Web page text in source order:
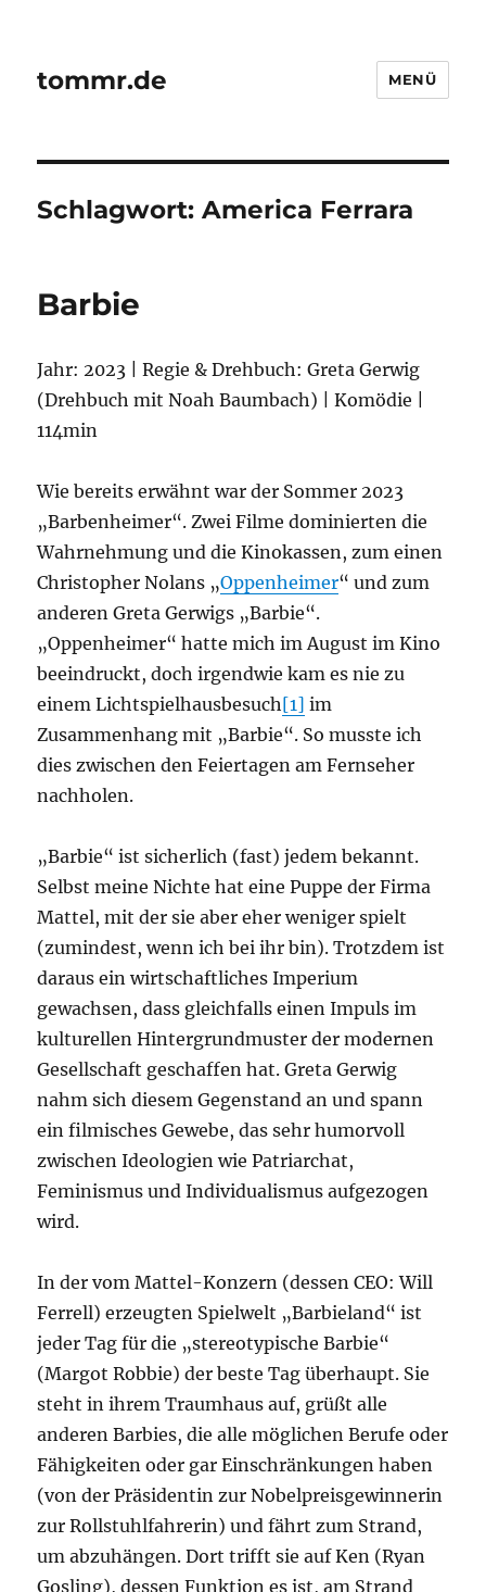
tommr.de MENÜ
Schlagwort:America Ferrara
Barbie
Jahr: 2023 | Regie & Drehbuch: Greta Gerwig
(Drehbuch mit Noah Baumbach) | Komödie |
114min
Wie bereits erwähnt war der Sommer 2023
„Barbenheimer“. Zwei Filme dominierten die
Wahrnehmung und die Kinokassen, zum einen
Christopher Nolans „Oppenheimer“ und zum
anderen Greta Gerwigs „Barbie“.
„Oppenheimer“ hatte mich im August im Kino
beeindruckt, doch irgendwie kam es nie zu
einem Lichtspielhausbesuch[1] im
Zusammenhang mit „Barbie“. So musste ich
dies zwischen den Feiertagen am Fernseher
nachholen.
„Barbie“ ist sicherlich (fast) jedem bekannt.
Selbst meine Nichte hat eine Puppe der Firma
Mattel, mit der sie aber eher weniger spielt
(zumindest, wenn ich bei ihr bin). Trotzdem ist
daraus ein wirtschaftliches Imperium
gewachsen, dass gleichfalls einen Impuls im
kulturellen Hintergrundmuster der modernen
Gesellschaft geschaffen hat. Greta Gerwig
nahm sich diesem Gegenstand an und spann
ein filmisches Gewebe, das sehr humorvoll
zwischen Ideologien wie Patriarchat,
Feminismus und Individualismus aufgezogen
wird.
In der vom Mattel-Konzern (dessen CEO: Will
Ferrell) erzeugten Spielwelt „Barbieland“ ist
jeder Tag für die „stereotypische Barbie“
(Margot Robbie) der beste Tag überhaupt. Sie
steht in ihrem Traumhaus auf, grüßt alle
anderen Barbies, die alle möglichen Berufe oder
Fähigkeiten oder gar Einschränkungen haben
(von der Präsidentin zur Nobelpreisgewinnerin
zur Rollstuhlfahrerin) und fährt zum Strand,
um abzuhängen. Dort trifft sie auf Ken (Ryan
Gosling), dessen Funktion es ist, am Strand